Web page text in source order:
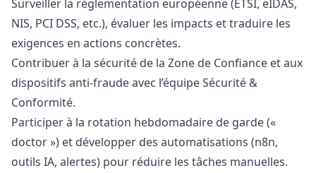
Surveiller la réglementation européenne (ETSI, eIDAS,
NIS, PCI DSS, etc.), évaluer les impacts et traduire les
exigences en actions concrètes.
Contribuer à la sécurité de la Zone de Confiance et aux
dispositifs anti-fraude avec l’équipe Sécurité &
Conformité.
Participer à la rotation hebdomadaire de garde («
doctor ») et développer des automatisations (n8n,
outils IA, alertes) pour réduire les tâches manuelles.